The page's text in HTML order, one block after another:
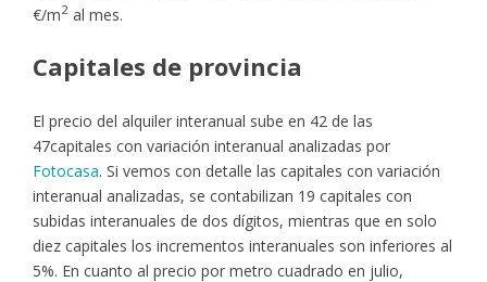
€/m2al mes.
Capitales de provincia
El precio del alquiler interanual sube en 42 de las
47capitales con variación interanual analizadas por
Fotocasa. Si vemos con detalle las capitales con variación
interanual analizadas, se contabilizan 19 capitales con
subidas interanuales de dos dígitos, mientras que en solo
diez capitales los incrementos interanuales son inferiores al
5%. En cuanto al precio por metro cuadrado en julio,